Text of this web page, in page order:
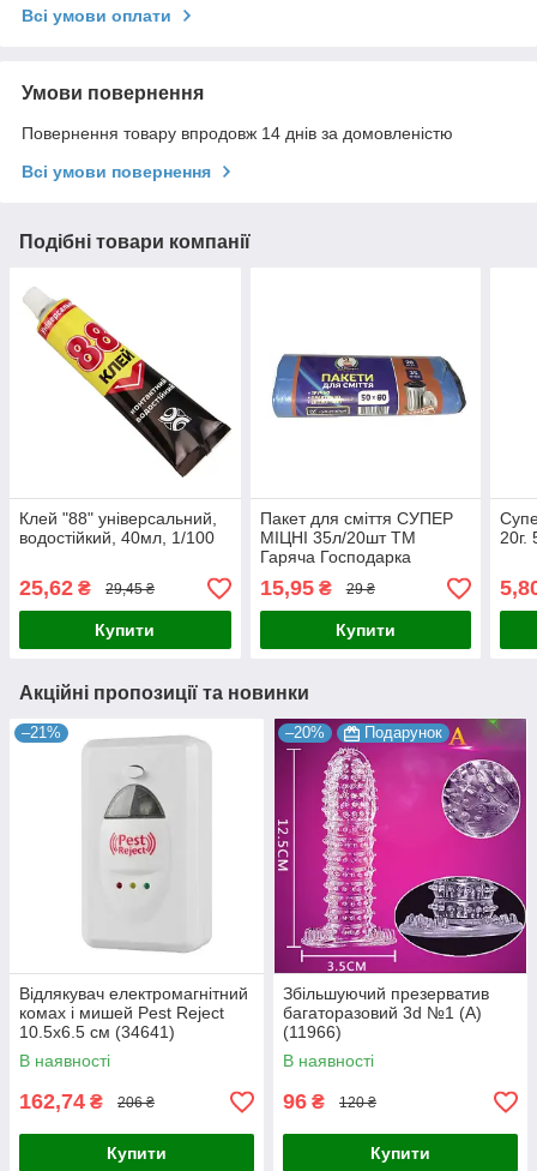
Всі умови оплати
Умови повернення
Повернення товару впродовж 14 днів за домовленістю
Всі умови повернення
Подібні товари компанії
Клей "88" універсальний,
водостійкий, 40мл, 1/100
25,62 ₴ 29,45 ₴
Купити
Пакет для сміття СУПЕР
МІЦНІ 35л/20шт ТМ
Гаряча Господарка
(50*60см) 50шт./уп 65324
15,95₴ 29 ₴
Купити
20г.
Акційні пропозиції та новинки
–21%
Відлякувач електромагнітний
комах і мишей Pest Reject
10.5х6.5 см (34641)
В наявності
162,74 ₴ 206 ₴
Купити
–20% Подарунок
Збільшуючий презерватив
багаторазовий 3d №1 (А)
(11966)
В наявності
96 ₴ 120 ₴
Купити